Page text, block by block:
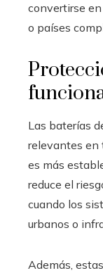
convertirse
o países
Las baterías
relevantes en
es más
reduce el
cuando los
urbanos o
Además,